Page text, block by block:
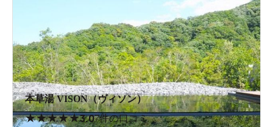
本草湯 VISON（ヴィソン）
★★★★★3.07件の口コミ